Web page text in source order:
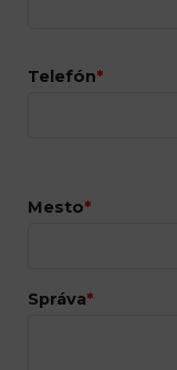
Telefón*
Mesto*
Správa*